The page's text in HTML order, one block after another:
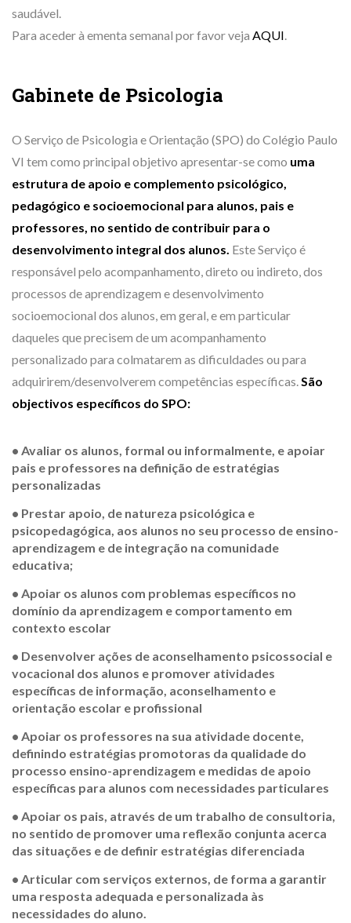
saudável.
Para aceder à ementa semanal por favor veja AQUI.
Gabinete de Psicologia
O Serviço de Psicologia e Orientação (SPO) do Colégio Paulo
VI tem como principal objetivo apresentar-se como uma
estrutura de apoio e complemento psicológico,
pedagógico e socioemocional para alunos, pais e
professores, no sentido de contribuir para o
desenvolvimento integral dos alunos. Este Serviço é
responsável pelo acompanhamento, direto ou indireto, dos
processos de aprendizagem e desenvolvimento
socioemocional dos alunos, em geral, e em particular
daqueles que precisem de um acompanhamento
personalizado para colmatarem as dificuldades ou para
adquirirem/desenvolverem competências específicas.São
objectivos específicos do SPO:
• Avaliar os alunos, formal ou informalmente, e apoiar
pais e professores na definição de estratégias
personalizadas
• Prestar apoio, de natureza psicológica e
psicopedagógica, aos alunos no seu processo de ensino-
aprendizagem e de integração na comunidade
educativa;
• Apoiar os alunos com problemas específicos no
domínio da aprendizagem e comportamento em
contexto escolar
• Desenvolver ações de aconselhamento psicossocial e
vocacional dos alunos e promover atividades
específicas de informação, aconselhamento e
orientação escolar e profissional
• Apoiar os professores na sua atividade docente,
definindo estratégias promotoras da qualidade do
processo ensino-aprendizagem e medidas de apoio
específicas para alunos com necessidades particulares
• Apoiar os pais, através de um trabalho de consultoria,
no sentido de promover uma reflexão conjunta acerca
das situações e de definir estratégias diferenciada
• Articular com serviços externos, de forma a garantir
uma resposta adequada e personalizada às
necessidades do aluno.